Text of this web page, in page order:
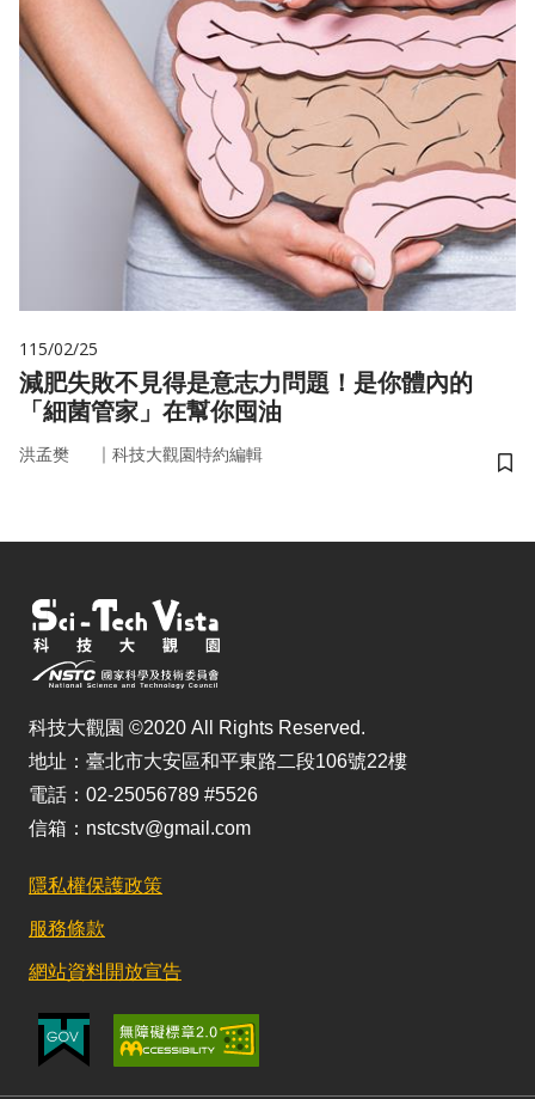
115/02/25
減肥失敗不見得是意志力問題！是你體內的
「細菌管家」在幫你囤油
洪孟樊 ｜ 科技大觀園特約編輯
儲
科技大觀園 ©2020 All Rights Reserved.
地址：臺北市大安區和平東路二段106號22樓
電話：02-25056789 #5526
信箱：nstcstv@gmail.com
隱私權保護政策
服務條款
網站資料開放宣告